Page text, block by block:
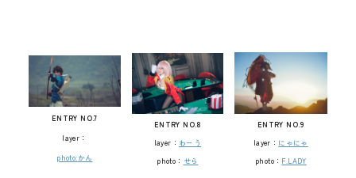
ENTRY NO.7
layer：
photo:かん
ENTRY NO.8
layer： わーう
photo： せら
ENTRY NO.9
layer： にゃにゃ
photo： F.LADY